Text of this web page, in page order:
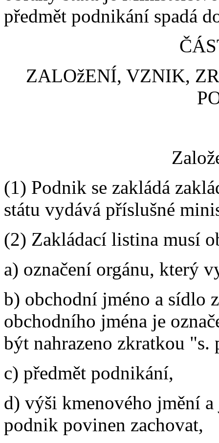
předmět podnikání spadá
ZALOžENÍ, VZNIK,
(1) Podnik se zakládá
státu vydává příslušné
(2) Zakládací listina musí
a) označení orgánu, který
b) obchodní jméno a sídlo
obchodního jména je
být nahrazeno zkratkou "s.
c) předmět podnikání,
d) výši kmenového jmění
podnik povinen zachovat,